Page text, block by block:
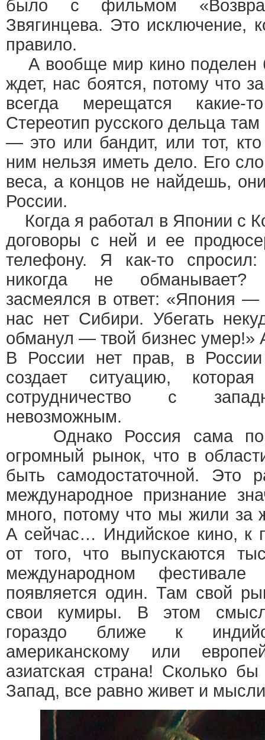
было с фильмом
Звягинцева. Это исключение,
правило.
А вообще мир кино поделен
ждет, нас боятся, потому что
всегда мерещатся какие-
Стереотип русского дельца
— это или бандит, или тот,
ним нельзя иметь дело. Его
веса, а концов не найдешь,
России.
Когда я работал в Японии с
договоры с ней и ее
телефону. Я как-то
никогда не обманывает?
засмеялся в ответ: «Япония
нас нет Сибири. Убегать
обманул — твой бизнес
В России нет прав, в
создает ситуацию,
сотрудничество с
невозможным.
Однако Россия сама по
огромный рынок, что в
быть самодостаточной. Это
международное признание
много, потому что мы жили за
А сейчас… Индийское кино, к
от того, что выпускаются
международном
появляется один. Там свой
свои кумиры. В этом
гораздо ближе к
американскому или
азиатская страна! Сколько
Запад, все равно живет и